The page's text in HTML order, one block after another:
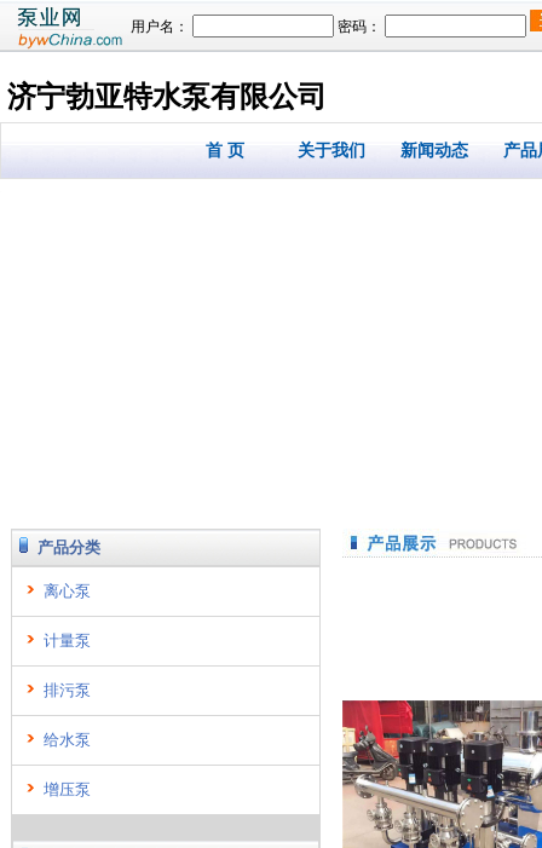
用户名： 密码：
济宁勃亚特水泵有限公司
首 页 关于我们 新闻动态 产品
产品分类
离心泵
计量泵
排污泵
给水泵
增压泵